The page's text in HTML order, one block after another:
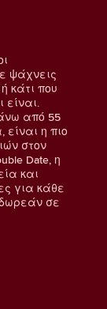
ψάχνεις
κάτι που
είναι.
από 55
η πιο
στον
Date, η
και
για κάθε
σε